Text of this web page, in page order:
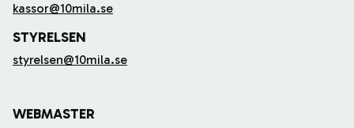
kassor@10mila.se
STYRELSEN
styrelsen@10mila.se
WEBMASTER